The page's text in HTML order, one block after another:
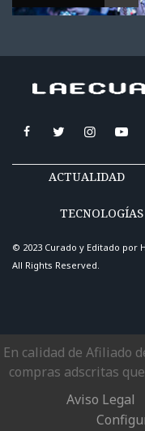
ACTUALIDAD
TECNOLOGÍAS
© 2023 Curado y Editado por
All Rights Reserved.
En calidad de Afiliado
compras adscritas
Aviso Legal